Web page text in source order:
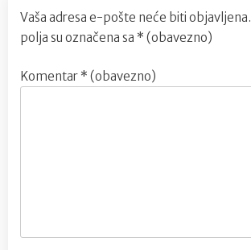
Vaša adresa e-pošte neće biti objavljena.
polja su označena sa * (obavezno)
Komentar * (obavezno)